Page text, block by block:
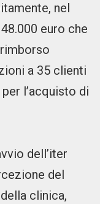
nel
euro che
a 35 clienti
l’acquisto di
dell’iter
del
clinica,